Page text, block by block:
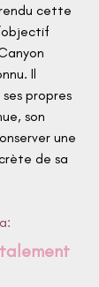
cette
Il
propres
son
une
de sa